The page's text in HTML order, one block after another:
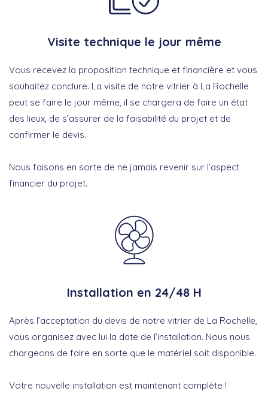
Visite technique le jour même
Vous recevez la proposition technique et financière et vous
souhaitez conclure. La visite de notre vitrier à La Rochelle
peut se faire le jour même, il se chargera de faire un état
des lieux, de s’assurer de la faisabilité du projet et de
confirmer le devis.
Nous faisons en sorte de ne jamais revenir sur l’aspect
financier du projet.
Installation en 24/48 H
Après l’acceptation du devis de notre vitrier de La Rochelle,
vous organisez avec lui la date de l’installation. Nous nous
chargeons de faire en sorte que le matériel soit disponible.
Votre nouvelle installation est maintenant complète !